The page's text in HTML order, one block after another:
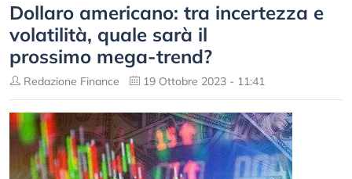
Dollaro americano: tra incertezza e
volatilità, quale sarà il
prossimo mega-trend?
Redazione Finance 19 Ottobre 2023 - 11:41